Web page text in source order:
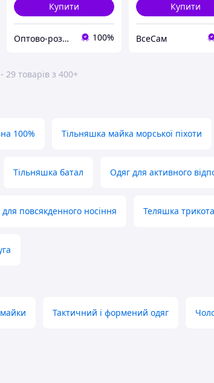
Купити
Оптово-роздрібний магазин SVI 100%
Купити
ВсеСам
29 товарів з 400+
100% Тільняшка майка морської піхоти
Тільняшка батал Одяг для активного
повсякденного носіння Теляшка
Тактичний і формений одяг